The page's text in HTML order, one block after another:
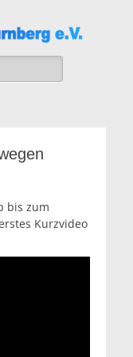
Verein
bis zum
Kurzvideo